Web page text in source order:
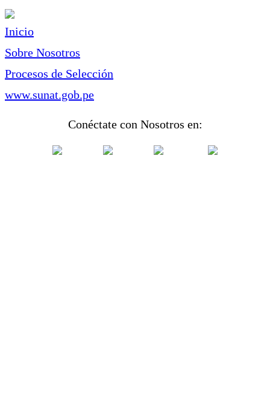
Inicio
Sobre Nosotros
Procesos de Selección
www.sunat.gob.pe
Conéctate con Nosotros en: